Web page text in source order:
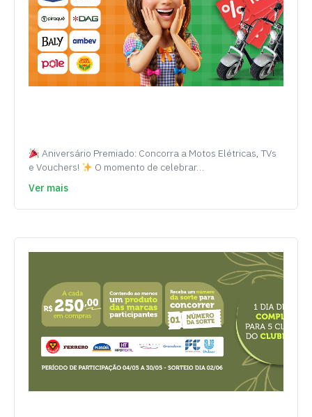
Aniversário Premiado: Concorra a Motos Elétricas, TVs
e Vouchers!
O momento de celebrar…
Ver mais